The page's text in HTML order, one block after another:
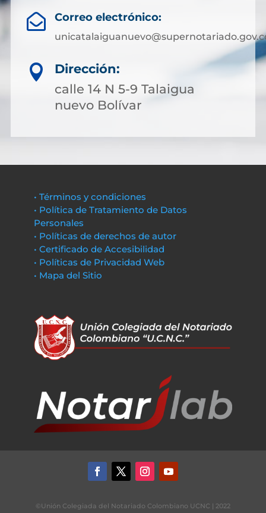
 Correo electrónico:

Dirección:
calle 14 N 5-9 Talaigua
nuevo Bolívar
• Términos y condiciones
• Política de Tratamiento de Datos
Personales
• Políticas de derechos de autor
• Certificado de Accesibilidad
• Políticas de Privacidad Web
• Mapa del Sitio
©Unión Colegiada del Notariado Colombiano UCNC | 2022